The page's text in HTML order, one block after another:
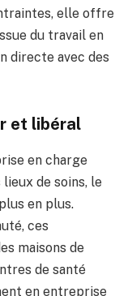
elle offre
du travail en
directe avec des
et libéral
en charge
de soins, le
en plus.
ces
maisons de
de santé
en entreprise